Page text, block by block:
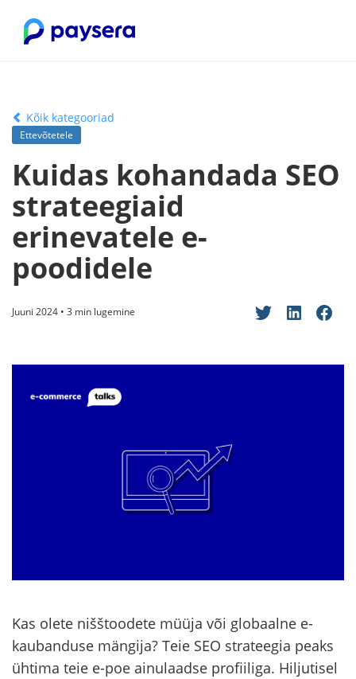
Kõik kategooriad
Ettevõtetele
Kuidas kohandada SEO
strateegiaid
erinevatele e-
poodidele
Juuni 2024 • 3 min lugemine
Kas olete nišštoodete müüja või globaalne e-
kaubanduse mängija? Teie SEO strateegia peaks
ühtima teie e-poe ainulaadse profiiliga. Hiljutisel